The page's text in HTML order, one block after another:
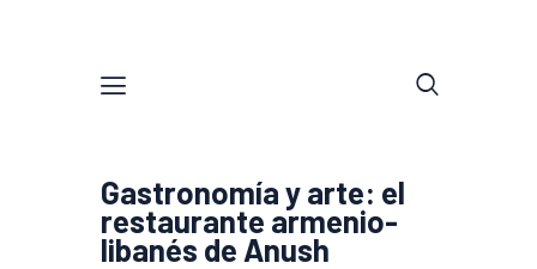
Gastronomía y arte: el
restaurante armenio-
libanés de Anush